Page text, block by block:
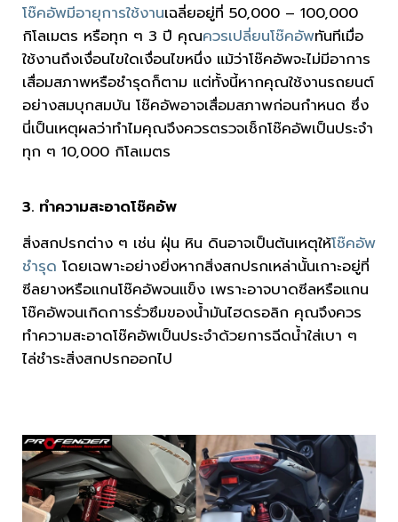
โช๊คอัพมีอายุการใช้งานเฉลี่ยอยู่ที่ 50,000 – 100,000
กิโลเมตร หรือทุก ๆ 3 ปี คุณควรเปลี่ยนโช๊คอัพทันทีเมื่อ
ใช้งานถึงเงื่อนไขใดเงื่อนไขหนึ่ง แม้ว่าโช๊คอัพจะไม่มีอาการ
เสื่อมสภาพหรือชำรุดก็ตาม แต่ทั้งนี้หากคุณใช้งานรถยนต์
อย่างสมบุกสมบัน โช๊คอัพอาจเสื่อมสภาพก่อนกำหนด ซึ่ง
นี่เป็นเหตุผลว่าทำไมคุณจึงควรตรวจเช็กโช๊คอัพเป็นประจำ
ทุก ๆ 10,000 กิโลเมตร
3. ทำความสะอาดโช๊คอัพ
สิ่งสกปรกต่าง ๆ เช่น ฝุ่น หิน ดินอาจเป็นต้นเหตุให้โช๊คอัพ
ชำรุด โดยเฉพาะอย่างยิ่งหากสิ่งสกปรกเหล่านั้นเกาะอยู่ที่
ซีลยางหรือแกนโช๊คอัพจนแข็ง เพราะอาจบาดซีลหรือแกน
โช๊คอัพจนเกิดการรั่วซึมของน้ำมันไฮดรอลิก คุณจึงควร
ทำความสะอาดโช๊คอัพเป็นประจำด้วยการฉีดน้ำใส่เบา ๆ
ไล่ชำระสิ่งสกปรกออกไป